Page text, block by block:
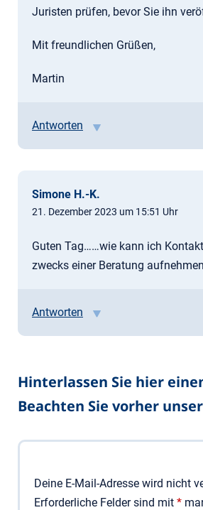
Juristen prüfen, bevor Sie ihn
Mit freundlichen Grüßen,
Martin
Antworten
Simone H.-K.
21. Dezember 2023 um 15:51 Uhr
Guten Tag……wie kann ich
zwecks einer Beratung
Antworten
Hinterlassen Sie hier
Beachten Sie vorher
Deine E-Mail-Adresse wird nicht
Erforderliche Felder sind mit *